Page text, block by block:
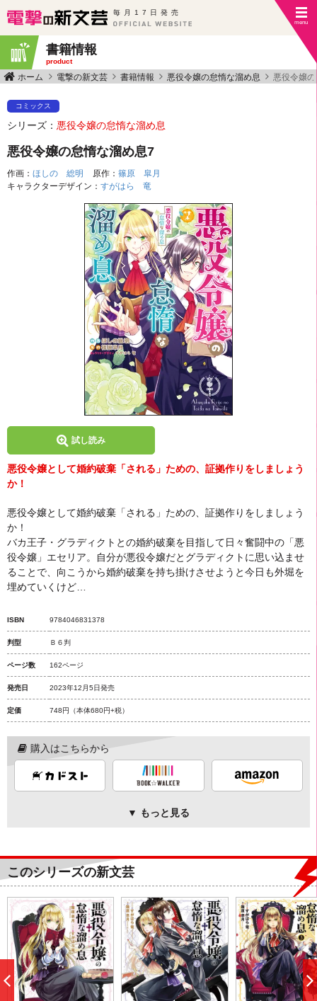
毎月17日発売
書籍情報
product
ホーム 電撃の新文芸 書籍情報 悪役令嬢の怠惰な溜め息 悪役令嬢
コミックス
シリーズ： 悪役令嬢の怠惰な溜め息
悪役令嬢の怠惰な溜め息7
作画： ほしの 総明 原作： 篠原 皐月
キャラクターデザイン： すがはら 竜
試し読み
悪役令嬢として婚約破棄「される」ための、証拠作りをしましょう
か！
悪役令嬢として婚約破棄「される」ための、証拠作りをしましょう
か！
バカ王子・グラディクトとの婚約破棄を目指して日々奮闘中の「悪
役令嬢」エセリア。自分が悪役令嬢だとグラディクトに思い込ませ
ることで、向こうから婚約破棄を持ち掛けさせようと今日も外堀を
埋めていくけど…
ISBN 9784046831378
判型 Ｂ６判
ページ数 162ページ
発売日 2023年12月5日発売
定価 748円 （本体680円+税）
購入はこちらから
▼ もっと見る
このシリーズの新文芸